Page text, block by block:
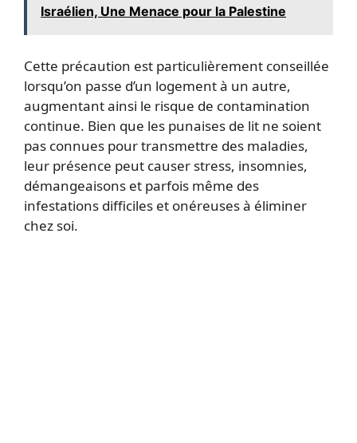
Israélien, Une Menace pour la Palestine
Cette précaution est particulièrement conseillée
lorsqu’on passe d’un logement à un autre,
augmentant ainsi le risque de contamination
continue. Bien que les punaises de lit ne soient
pas connues pour transmettre des maladies,
leur présence peut causer stress, insomnies,
démangeaisons et parfois même des
infestations difficiles et onéreuses à éliminer
chez soi.